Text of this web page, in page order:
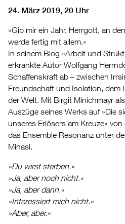
24. März 2019, 20 Uhr
»Gib mir ein Jahr, Herrgott, an
werde fertig mit allem.«
In seinem Blog »Arbeit und
erkrankte Autor Wolfgang
Schaffenskraft ab – zwischen
Freundschaft und Isolation, dem
der Welt. Mit Birgit Minichmayr
Auszüge seines Werks auf »Die
unseres Erlösers am Kreuze«
das Ensemble Resonanz unter
Minasi.
»Du wirst sterben.«
»Ja, aber noch nicht.«
»Ja, aber dann.«
»Interessiert mich nicht.«
»Aber, aber.«